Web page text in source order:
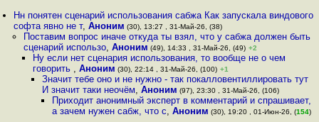
Нн понятен сценарий использования сабжа Как запускала виндового
софта явно не т,Аноним (30), 13:27 , 31-Май-26, (38)
Поставим вопрос иначе откуда ты взял, что у сабжа должен быть
сценарий использо, Аноним (49), 14:33 , 31-Май-26, (49) +2
Ну если нет сценария использования, то вообще не о чем
говорить , Аноним (30), 22:14 , 31-Май-26, (100) +1
Значит тебе оно и не нужно - так покалловентиллировать тут
И значит таки неочём,Аноним (97), 23:30 , 31-Май-26, (106)
Приходит анонимный эксперт в комментарий и спрашивает,
а зачем нужен сабж, что с, Аноним (30), 19:20 , 01-Июн-26, (154)